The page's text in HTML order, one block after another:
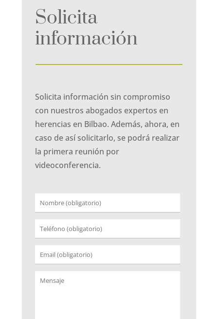
Solicita
información
Solicita información sin compromiso
con nuestros abogados expertos en
herencias en Bilbao. Además, ahora, en
caso de así solicitarlo, se podrá realizar
la primera reunión por
videoconferencia.